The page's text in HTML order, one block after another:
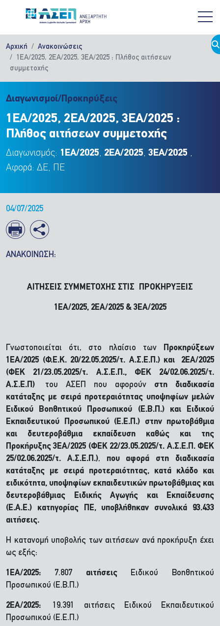
Αρχική
Ανακοινώσεις
1ΕΑ/2025, 2ΕΑ/2025, 3ΕΑ/2025 : Πλήθος αιτήσεων
συμμετοχής
Διαγωνισμοί/Προκηρύξεις
1ΕΑ/2025, 2ΕΑ/2025, 3ΕΑ/2025 :
Πλήθος αιτήσεων συμμετοχής
Διαγωνισμός: 1ΕΑ/2025, 2ΕΑ/2025, 3ΕΑ/2025 ,
Αφορά: ΔΕ, ΠΕ
04/07/2025
ΑΝΑΚΟΙΝΩΣΗ:
ΑΙΤΗΣΕΙΣ ΣΥΜΜΕΤΟΧΗΣ ΣΤΙΣ ΠΡΟΚΗΡΥΞΕΙΣ
1ΕΑ/2025, 2ΕΑ/2025 & 3ΕΑ/2025
Γνωστοποιείται ότι, στο πλαίσιο των
Προκηρύξεων
1ΕΑ/2025 (Φ.Ε.Κ. 20/22.05.2025/τ. Α.Σ.Ε.Π.) και 2ΕΑ/2025
(ΦΕΚ 21/23.05.2025/τ. Α.Σ.Ε.Π., ΦΕΚ 24/02.06.2025/τ.
Α.Σ.Ε.Π) του ΑΣΕΠ που αφορούν στη διαδικασία
κατάταξης με σειρά προτεραιότητας υποψηφίων μελών
Ειδικού Βοηθητικού Προσωπικού (Ε.Β.Π.) και Ειδικού
Εκπαιδευτικού Προσωπικού (Ε.Ε.Π.) στην πρωτοβάθμια
και δευτεροβάθμια εκπαίδευση καθώς και της
Προκήρυξης 3ΕΑ/2025 (ΦΕΚ 22/23.05.2025/τ. Α.Σ.Ε.Π. ΦΕΚ
25/02.06.2025/τ. Α.Σ.Ε.Π.), που αφορά στη διαδικασία
κατάταξης με σειρά προτεραιότητας, κατά κλάδο και
ειδικότητα, υποψηφίων εκπαιδευτικών πρωτοβάθμιας και
δευτεροβάθμιας Ειδικής Αγωγής και Εκπαίδευσης
(Ε.Α.Ε.) κατηγορίας ΠΕ, υποβλήθηκαν συνολικά 93.433
αιτήσεις.
Η κατανομή υποβολής των αιτήσεων ανά προκήρυξη έχει
ως εξής:
1ΕΑ/2025: 7.807 αιτήσειςΕιδικού Βοηθητικού
Προσωπικού (Ε.Β.Π.)
2ΕΑ/2025: 19.391 αιτήσεις Ειδικού Εκπαιδευτικού
Προσωπικού (Ε.Ε.Π.)